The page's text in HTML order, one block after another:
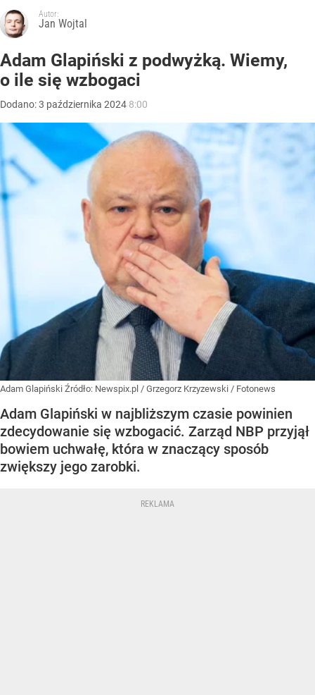
Autor:
Jan Wojtal
Adam Glapiński z podwyżką. Wiemy,
o ile się wzbogaci
Dodano:3 października 2024 8:00
Adam Glapiński Źródło: Newspix.pl / Grzegorz Krzyzewski / Fotonews
Adam Glapiński w najbliższym czasie powinien
zdecydowanie się wzbogacić. Zarząd NBP przyjął
bowiem uchwałę, która w znaczący sposób
zwiększy jego zarobki.